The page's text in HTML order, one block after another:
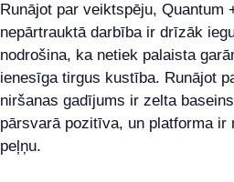
Runājot par veiktspēju, Quantum
nepārtrauktā darbība ir drīzāk
nodrošina, ka netiek palaista
ienesīga tirgus kustība. Runājot
niršanas gadījums ir zelta
pārsvarā pozitīva, un platforma ir
peļņu.